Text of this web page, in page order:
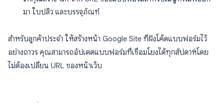
มา ใบปลิว และบรรจุภัณฑ์
สำหรับลูกค้าประจำ ให้สร้างหน้า Google Site ที่ฝังโค้ดแบบฟอร์มไว้
อย่างถาวร คุณสามารถอัปเดตแบบฟอร์มที่เชื่อมโยงได้ทุกสัปดาห์โดย
ไม่ต้องเปลี่ยน URL ของหน้าเว็บ